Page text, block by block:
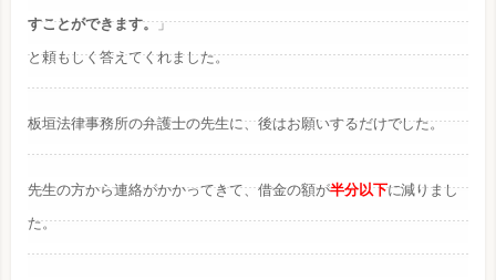
すことができます。」
と頼もしく答えてくれました。
板垣法律事務所の弁護士の先生に、後はお願いするだけでした。
先生の方から連絡がかかってきて、借金の額が半分以下に減りまし
た。